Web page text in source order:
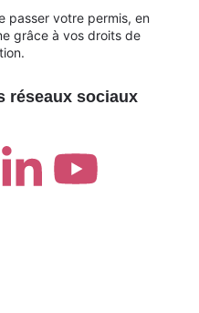
passer votre permis, en
grâce à vos droits de
réseaux sociaux